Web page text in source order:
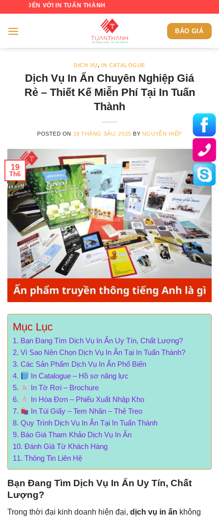
content
VỚI IN TUẤN THÀNH
BÁO GIÁ
DỊCH VỤ,IN CATALOGUE
Dịch Vụ In Ấn Chuyên Nghiệp Giá
Rẻ – Thiết Kế Miễn Phí Tại In Tuấn
Thành
POSTED ON 19 THÁNG SÁU, 2025 BY NGUYỄN HIỆP
19
Th6
Mục Lục
Bạn Đang Tìm Dịch Vụ In Ấn Uy Tín, Chất Lượng?
Vì Sao Nên Chọn Dịch Vụ In Ấn Tại In Tuấn Thành?
Các Sản Phẩm Dịch Vụ In Ấn Phổ Biến
In Catalogue – Hồ sơ năng lực
In Tờ Rơi – Brochure
In Hóa Đơn – Phiếu Xuất Nhập Kho
In Túi Giấy – Tem Nhãn – Thẻ Treo
Quy Trình Dịch Vụ In Ấn Tại In Tuấn Thành
Báo Giá Tham Khảo Dịch Vụ In Ấn
Đánh Giá Từ Khách Hàng
Thông Tin Liên Hệ
Bạn Đang Tìm Dịch Vụ In Ấn Uy Tín, Chất
Lượng?
Trong thời đại kinh doanh hiện đại, dịch vụ in ấn không